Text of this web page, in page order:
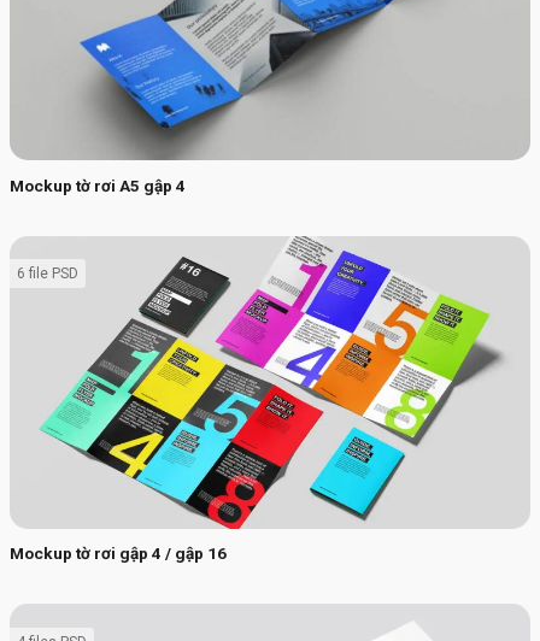
Mockup tờ rơi A5 gập 4
Mockup tờ rơi gập 4 / gập 16
6 file PSD